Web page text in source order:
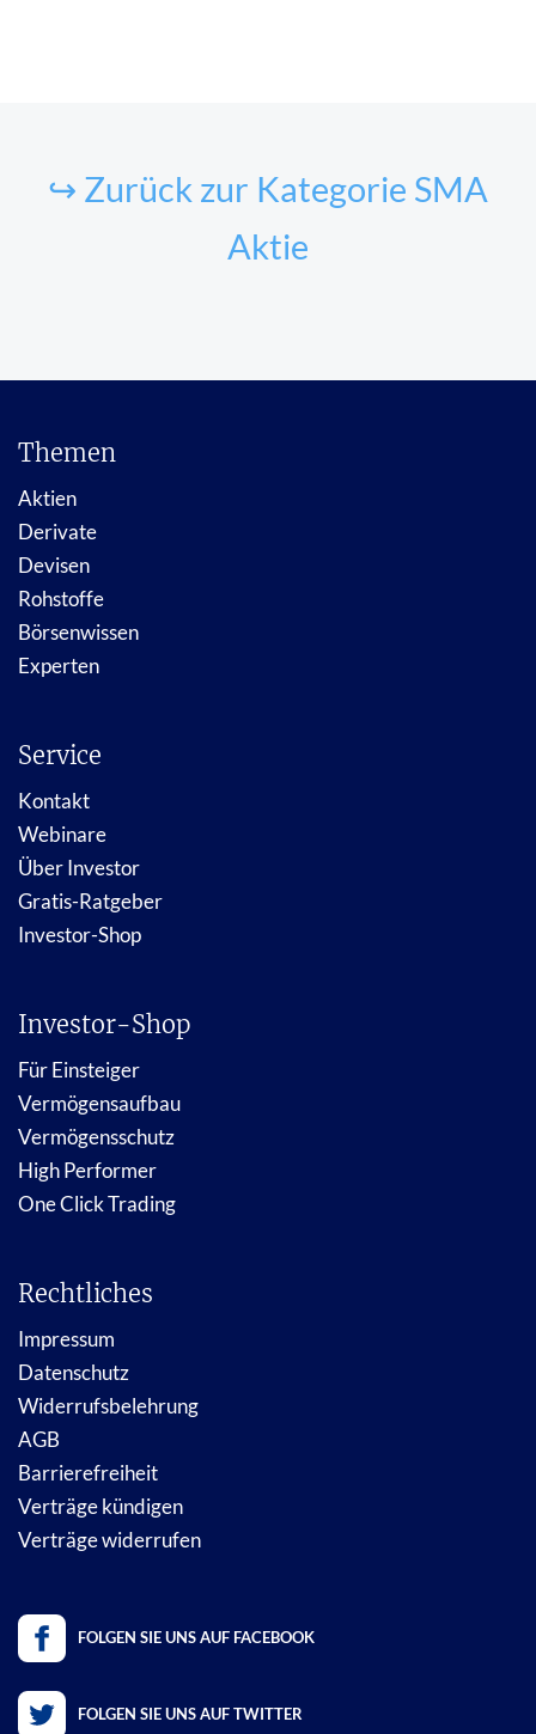
↪ Zurück zur Kategorie SMA
Aktie
Themen
Aktien
Derivate
Devisen
Rohstoffe
Börsenwissen
Experten
Service
Kontakt
Webinare
Über Investor
Gratis-Ratgeber
Investor-Shop
Investor-Shop
Für Einsteiger
Vermögensaufbau
Vermögensschutz
High Performer
One Click Trading
Rechtliches
Impressum
Datenschutz
Widerrufsbelehrung
AGB
Barrierefreiheit
Verträge kündigen
Verträge widerrufen
FOLGEN SIE UNS AUF FACEBOOK
FOLGEN SIE UNS AUF TWITTER